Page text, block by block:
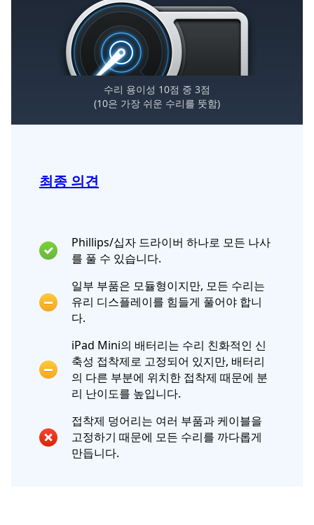
최종 의견
Phillips/십자 드라이버 하나로 모든 나사
를 풀 수 있습니다.
일부 부품은 모듈형이지만, 모든 수리는
유리 디스플레이를 힘들게 풀어야 합니
다.
iPad Mini의 배터리는 수리 친화적인 신
축성 접착제로 고정되어 있지만, 배터리
의 다른 부분에 위치한 접착제 때문에 분
리 난이도를 높입니다.
접착제 덩어리는 여러 부품과 케이블을
고정하기 때문에 모든 수리를 까다롭게
만듭니다.
수리 용이성 10점 중 3점
(10은 가장 쉬운 수리를 뚯함)